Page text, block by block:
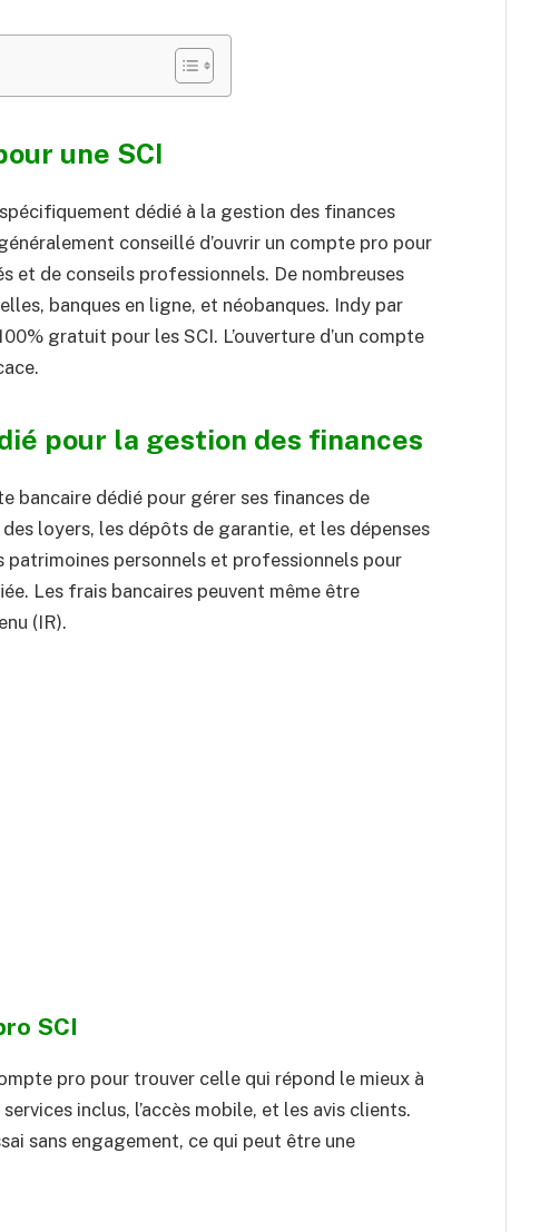
une SCI
dédié à la gestion des finances
conseillé d’ouvrir un compte pro pour
et de conseils professionnels. De nombreuses
banques en ligne, et néobanques. Indy par
gratuit pour les SCI. L’ouverture d’un compte
pour la gestion des finances
bancaire dédié pour gérer ses finances de
loyers, les dépôts de garantie, et les dépenses
patrimoines personnels et professionnels pour
Les frais bancaires peuvent même être
(IR).
SCI
pro pour trouver celle qui répond le mieux à
inclus, l’accès mobile, et les avis clients.
sans engagement, ce qui peut être une